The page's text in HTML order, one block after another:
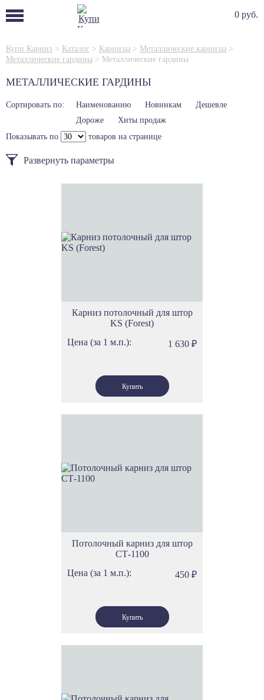
0 руб.
Купи Карниз > Каталог > Карнизы > Металлические карнизы >
Металлические гардины > Металлические гардины
МЕТАЛЛИЧЕСКИЕ ГАРДИНЫ
Сортировать по: Наименованию Новинкам
Дешевле
Дороже
Хиты продаж
Показывать по
товаров на странице
Развернуть параметры
Карниз потолочный для штор
KS (Forest)
Цена (за 1 м.п.):
1 630 ₽
Потолочный карниз для штор
СТ-1100
Цена (за 1 м.п.):
450 ₽